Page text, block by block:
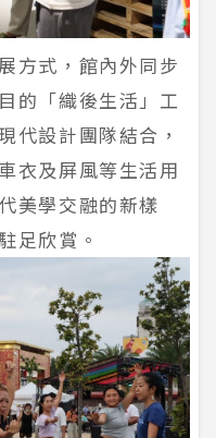
方式，館內外同步
的「織後生活」工
代設計團隊結合，
衣及屏風等生活用
美學交融的新樣
足欣賞。